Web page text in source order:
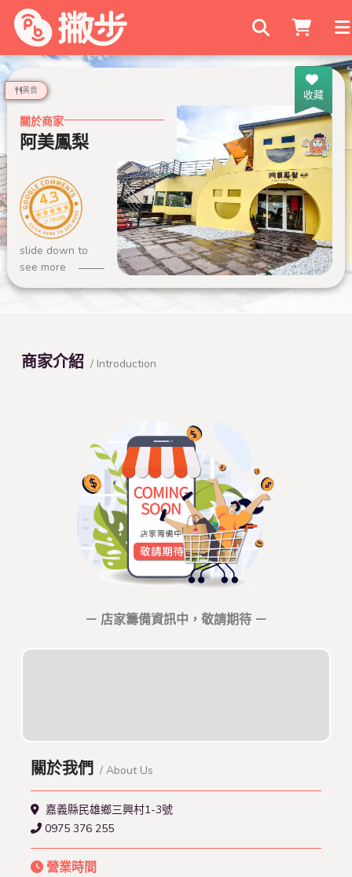
搜尋商家
收藏
美食
關於商家
阿美鳳梨
4.3
277 則評論
slide down to
see more
商家介紹 / Introduction
－ 店家籌備資訊中，敬請期待 －
關於我們 / About Us
嘉義縣民雄鄉三興村1-3號
0975 376 255
營業時間